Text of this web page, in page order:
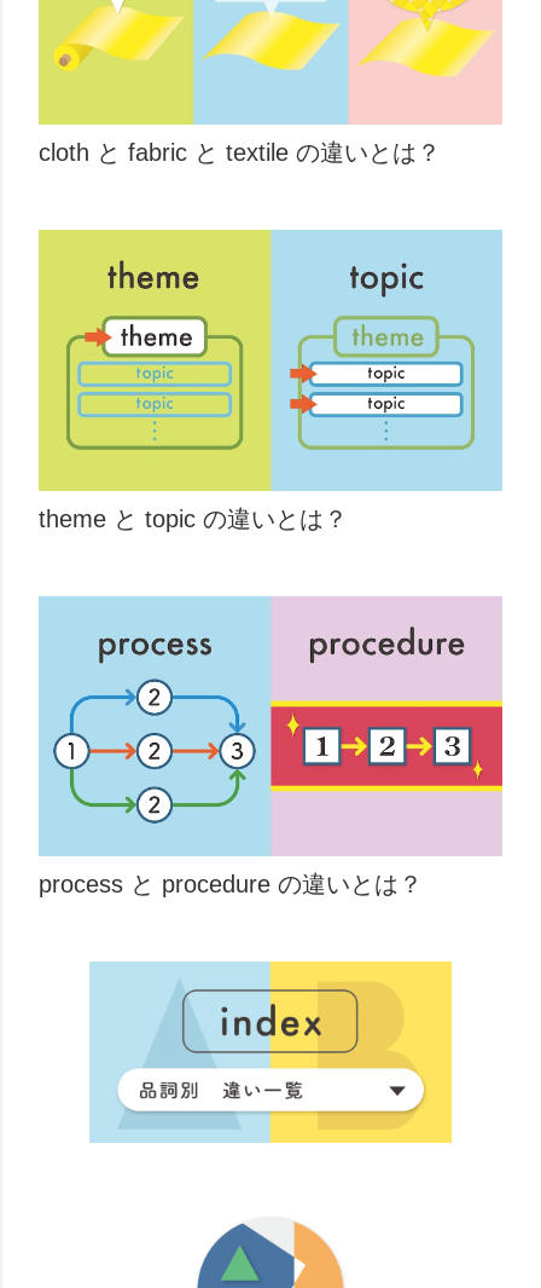
cloth と fabric と textile の違いとは？
theme と topic の違いとは？
process と procedure の違いとは？